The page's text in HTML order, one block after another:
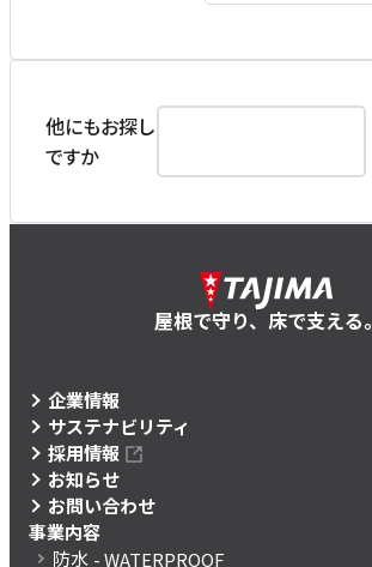
他にもお探し
ですか
屋根で守り、床で支える。
企業情報
サステナビリティ
採用情報
お知らせ
お問い合わせ
事業内容
防水 - WATERPROOF